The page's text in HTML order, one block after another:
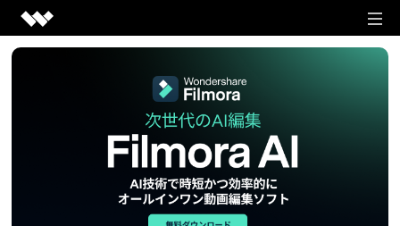
動画編集＆変換ソフト
クリエイティブを手助けするソフト
動画編集ソフト
動画編集に使える素材サイト
発想を見える化するソフト
EdrawMax
ベクタードローソフト
PDF編集ソフト
PDF編集に関するあらゆる問題を解決
PDFelement
ユーティリティソフト
データ復元・バックアップ・見守りアプリ